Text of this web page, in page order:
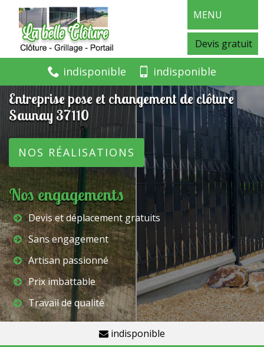
MENU
Devis gratuit
indisponible indisponible
Entreprise pose et changement de clôture
Saunay 37110
NOS RÉALISATIONS
Nos engagements
Devis et déplacement gratuits
Sans engagement
Artisan passionné
Prix imbattable
Travail de qualité
indisponible